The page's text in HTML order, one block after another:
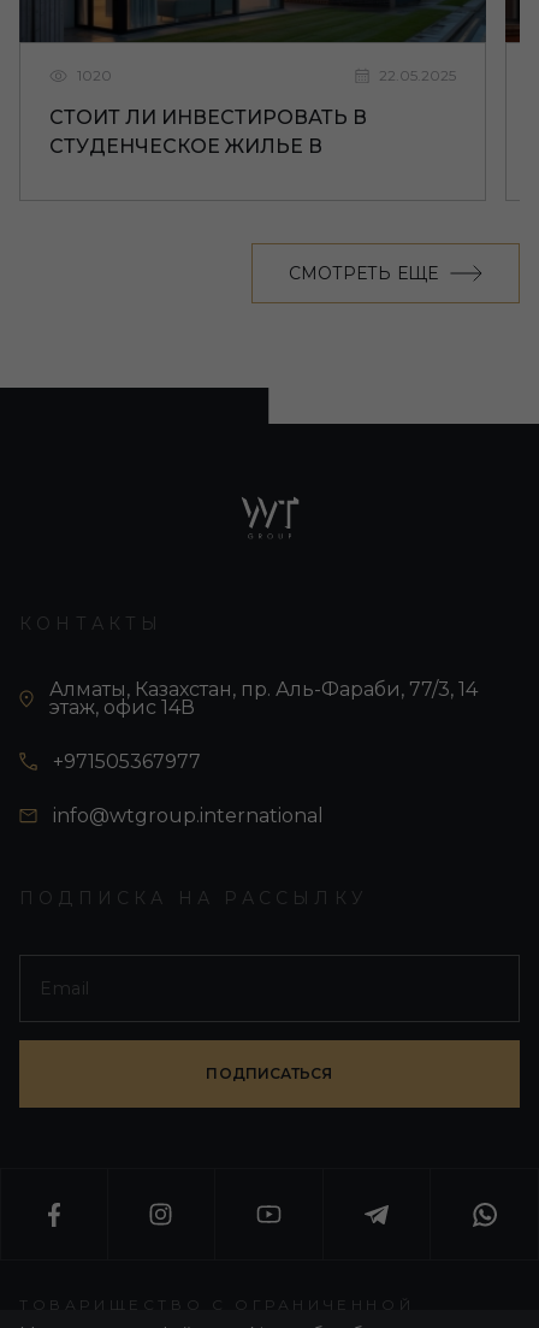
1020 22.05.2025
СТОИТ ЛИ ИНВЕСТИРОВАТЬ В
СТУДЕНЧЕСКОЕ ЖИЛЬЕ В
СМОТРЕТЬ ЕЩЕ
КОНТАКТЫ
Алматы, Казахстан, пр. Аль-Фараби, 77/3, 14
этаж, офис 14В
+971505367977
info@wtgroup.international
ПОДПИСКА НА РАССЫЛКУ
ПОДПИСАТЬСЯ
ТОВАРИЩЕСТВО С ОГРАНИЧЕННОЙ
ОТВЕТСТВЕННОСТЬЮ «WORLD T GROUP»